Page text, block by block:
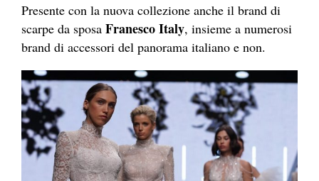
Presente con la nuova collezione anche il brand di
scarpe da sposa Franesco Italy, insieme a numerosi
brand di accessori del panorama italiano e non.